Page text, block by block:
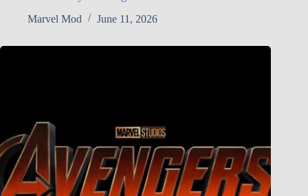
Marvel Mod
June 11, 2026